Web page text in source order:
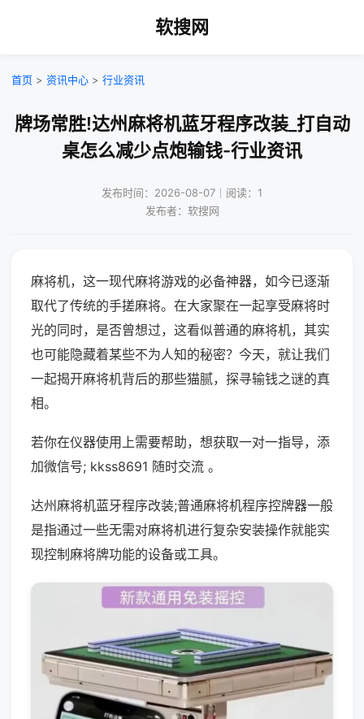
软搜网
首页 > 资讯中心 > 行业资讯
牌场常胜!达州麻将机蓝牙程序改装_打自动
桌怎么减少点炮输钱-行业资讯
发布时间：2026-08-07｜阅读：1
发布者：软搜网
麻将机，这一现代麻将游戏的必备神器，如今已逐渐
取代了传统的手搓麻将。在大家聚在一起享受麻将时
光的同时，是否曾想过，这看似普通的麻将机，其实
也可能隐藏着某些不为人知的秘密？今天，就让我们
一起揭开麻将机背后的那些猫腻，探寻输钱之谜的真
相。
若你在仪器使用上需要帮助，想获取一对一指导，添
加微信号; kkss8691 随时交流 。
达州麻将机蓝牙程序改装;普通麻将机程序控牌器一般
是指通过一些无需对麻将机进行复杂安装操作就能实
现控制麻将牌功能的设备或工具。